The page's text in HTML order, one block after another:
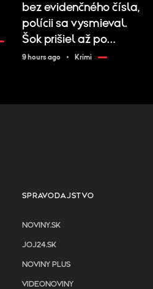
bez evidenčného čísla,
polícii sa vysmieval.
Šok prišiel až po
pozretí kamier
9 hours ago Krimi
SPRAVODAJSTVO
NOVINY.SK
JOJ24.SK
NOVINY PLUS
VIDEONOVINY